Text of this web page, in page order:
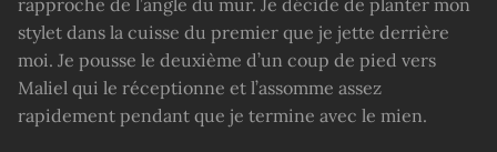
rapproche de l’angle du mur. Je décide de planter mon
stylet dans la cuisse du premier que je jette derrière
moi. Je pousse le deuxième d’un coup de pied vers
Maliel qui le réceptionne et l’assomme assez
rapidement pendant que je termine avec le mien.